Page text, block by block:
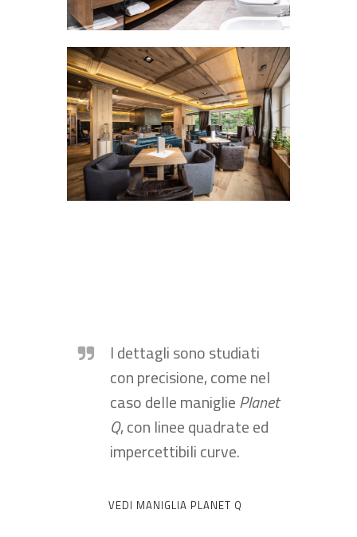
I dettagli sono studiati
con precisione, come nel
caso delle manigliePlanet
Q, con linee quadrate ed
impercettibili curve.
VEDI MANIGLIA PLANET Q